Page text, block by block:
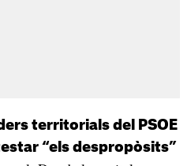
territorials del PSOE
“els despropòsits”